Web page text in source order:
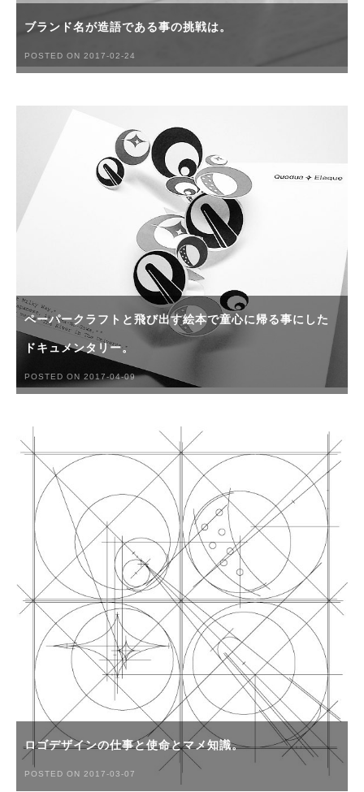
ブランド名が造語である事の挑戦は。
POSTED ON 2017-02-24
ペーパークラフトと飛び出す絵本で童心に帰る事にした
ドキュメンタリー。
POSTED ON 2017-04-09
ロゴデザインの仕事と使命とマメ知識。
POSTED ON 2017-03-07